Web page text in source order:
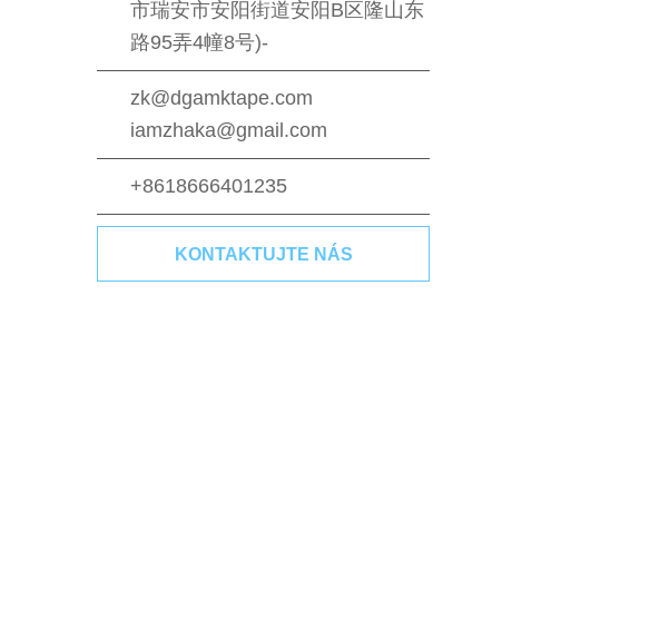
市瑞安市安阳街道安阳B区隆山东
路95弄4幢8号)-
zk@dgamktape.com
iamzhaka@gmail.com
+8618666401235
KONTAKTUJTE NÁS